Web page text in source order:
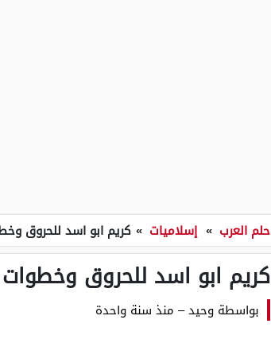
حلم العرب » إسلاميات » كريم ابو اسد للحروق
كريم ابو اسد للحروق
بواسطة وحيد– منذ سنة واحدة